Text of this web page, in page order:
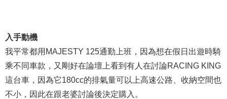
入手動機
我平常都用MAJESTY 125通勤上班，因為想在假日出遊時騎
乘不同車款，又剛好在論壇上看到有人在討論RACING KING
這台車，因為它180cc的排氣量可以上高速公路、收納空間也
不小，因此在跟老婆討論後決定購入。